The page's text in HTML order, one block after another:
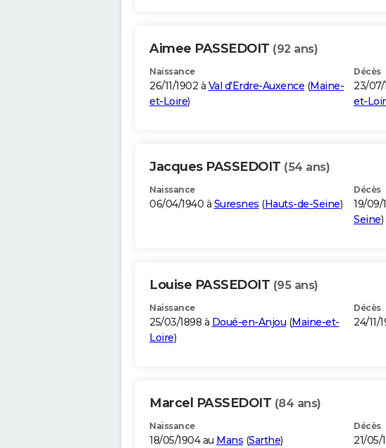
Aimee PASSEDOIT (92 ans)
Naissance
26/11/1902 à Val d'Erdre-Auxence (Maine-
et-Loire)
Décès
23/07/
et-
Jacques PASSEDOIT (54 ans)
Naissance
06/04/1940 à Suresnes (Hauts-de-Seine)
Décès
19/09/
Seine)
Louise PASSEDOIT (95 ans)
Naissance
25/03/1898 à Doué-en-Anjou (Maine-et-
Loire)
Décès
24/11/
Marcel PASSEDOIT (84 ans)
Naissance
18/05/1904 au Mans (Sarthe)
Décès
21/05/